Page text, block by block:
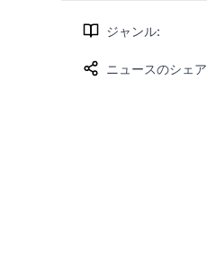
ジャンル:
ニュースのシェア